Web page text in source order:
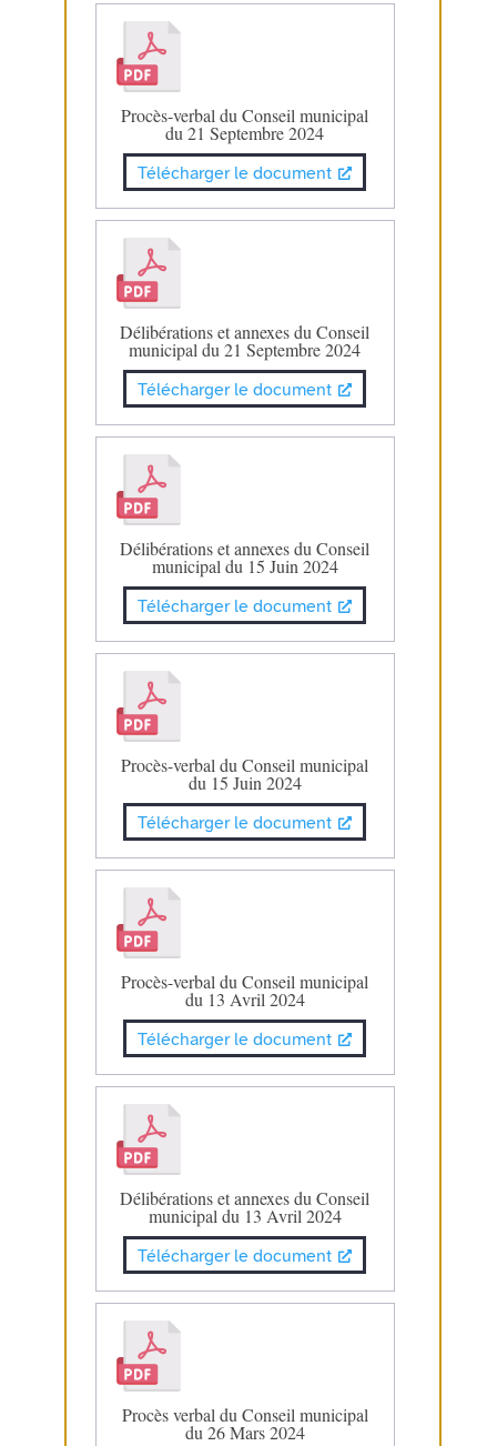
Procès-verbal du Conseil municipal
du 21 Septembre 2024
Télécharger le document
Délibérations et annexes du Conseil
municipal du 21 Septembre 2024
Télécharger le document
Délibérations et annexes du Conseil
municipal du 15 Juin 2024
Télécharger le document
Procès-verbal du Conseil municipal
du 15 Juin 2024
Télécharger le document
Procès-verbal du Conseil municipal
du 13 Avril 2024
Télécharger le document
Délibérations et annexes du Conseil
municipal du 13 Avril 2024
Télécharger le document
Procès verbal du Conseil municipal
du 26 Mars 2024